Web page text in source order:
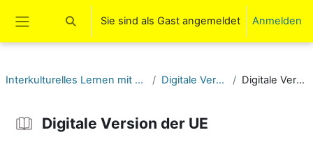
Website-Übersicht
Sucheingabe umschalten
Sie sind als Gast angemeldet Anmelden
Interkulturelles Lernen mit Songs (USA) (11-13) Digitale Version der UE Digitale Version der UE
Digitale Version der UE